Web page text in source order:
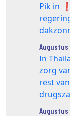
Pik in
Augustus
In
zorg
rest
Augustus